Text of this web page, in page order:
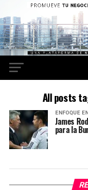
All posts
ENFOQUE
James
para la